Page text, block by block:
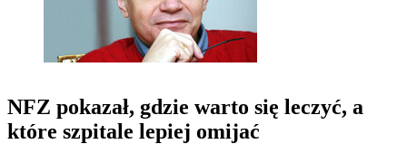
NFZ pokazał, gdzie warto się leczyć, a
które szpitale lepiej omijać